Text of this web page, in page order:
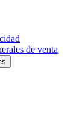
de venta